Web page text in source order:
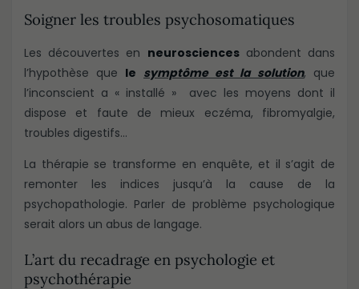
Soigner les troubles psychosomatiques
Les découvertes en neurosciencesabondent dans
l’hypothèse que le symptôme est la solution, que
l’inconscient a « installé » avec les moyens dont il
dispose et faute de mieux eczéma, fibromyalgie,
troubles digestifs…
La thérapie se transforme en enquête, et il s’agit de
remonter les indices jusqu’à la cause de la
psychopathologie. Parler de problème psychologique
serait alors un abus de langage.
L’art du recadrage en psychologie et
psychothérapie